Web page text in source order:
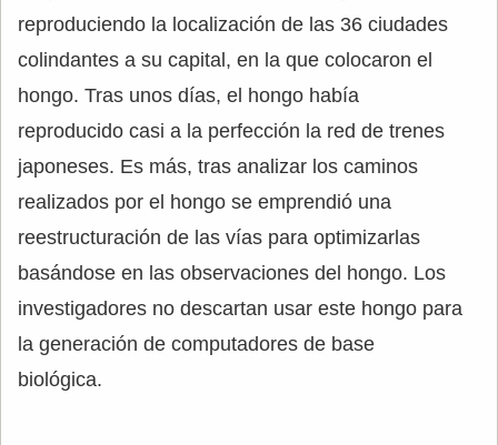
reproduciendo la localización de las 36 ciudades
colindantes a su capital, en la que colocaron el
hongo. Tras unos días, el hongo había
reproducido casi a la perfección la red de trenes
japoneses. Es más, tras analizar los caminos
realizados por el hongo se emprendió una
reestructuración de las vías para optimizarlas
basándose en las observaciones del hongo. Los
investigadores no descartan usar este hongo para
la generación de computadores de base
biológica.